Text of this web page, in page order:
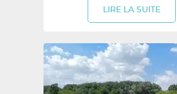
LIRE LA SUITE